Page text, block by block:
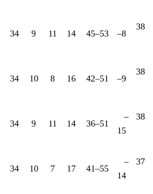
34 9 11 14 45–53 –8
38
34 10 8 16 42–51 –9
38
34 9 11 14 36–51
–
15
38
34 10 7 17 41–55
–
14
37